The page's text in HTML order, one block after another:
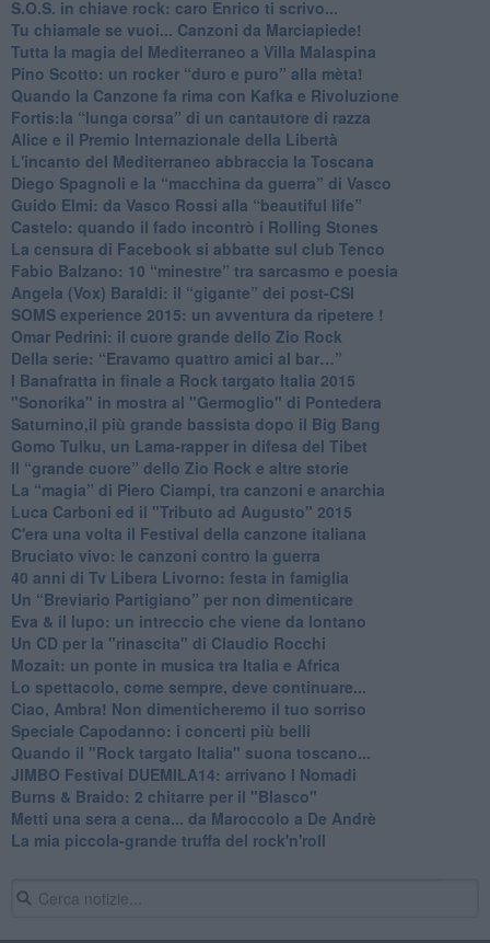
S.O.S. in chiave rock: caro Enrico ti scrivo...
Tu chiamale se vuoi... Canzoni da Marciapiede!
​Tutta la magia del Mediterraneo a Villa Malaspina
​Pino Scotto: un rocker “duro e puro” alla mèta!
​Quando la Canzone fa rima con Kafka e Rivoluzione
​Fortis:la “lunga corsa” di un cantautore di razza
Alice e il Premio Internazionale della Libertà
​L'incanto del Mediterraneo abbraccia la Toscana
​Diego Spagnoli e la “macchina da guerra” di Vasco
​Guido Elmi: da Vasco Rossi alla “beautiful life”
​Castelo: quando il fado incontrò i Rolling Stones
La censura di Facebook si abbatte sul club Tenco
Fabio Balzano: 10 “minestre” tra sarcasmo e poesia
Angela (Vox) Baraldi: il “gigante” dei post-CSI
​SOMS experience 2015: un avventura da ripetere !
Omar Pedrini: il cuore grande dello Zio Rock
Della serie: “Eravamo quattro amici al bar…”
I Banafratta in finale a Rock targato Italia 2015
"Sonorika" in mostra al "Germoglio" di Pontedera
​Saturnino,il più grande bassista dopo il Big Bang
​Gomo Tulku, un Lama-rapper in difesa del Tibet
​Il “grande cuore” dello Zio Rock e altre storie
La “magia” di Piero Ciampi, tra canzoni e anarchia
Luca Carboni ed il "Tributo ad Augusto" 2015
C'era una volta il Festival della canzone italiana
Bruciato vivo: le canzoni contro la guerra
40 anni di Tv Libera Livorno: festa in famiglia
Un “Breviario Partigiano” per non dimenticare
Eva & il lupo: un intreccio che viene da lontano
Un CD per la "rinascita" di Claudio Rocchi
Mozait: un ponte in musica tra Italia e Africa
Lo spettacolo, come sempre, deve continuare...
Ciao, Ambra! Non dimenticheremo il tuo sorriso
Speciale Capodanno: i concerti più belli
Quando il "Rock targato Italia" suona toscano...
JIMBO Festival DUEMILA14: arrivano I Nomadi
Burns & Braido: 2 chitarre per il "Blasco"
Metti una sera a cena... da Maroccolo a De Andrè
La mia piccola-grande truffa del rock'n'roll